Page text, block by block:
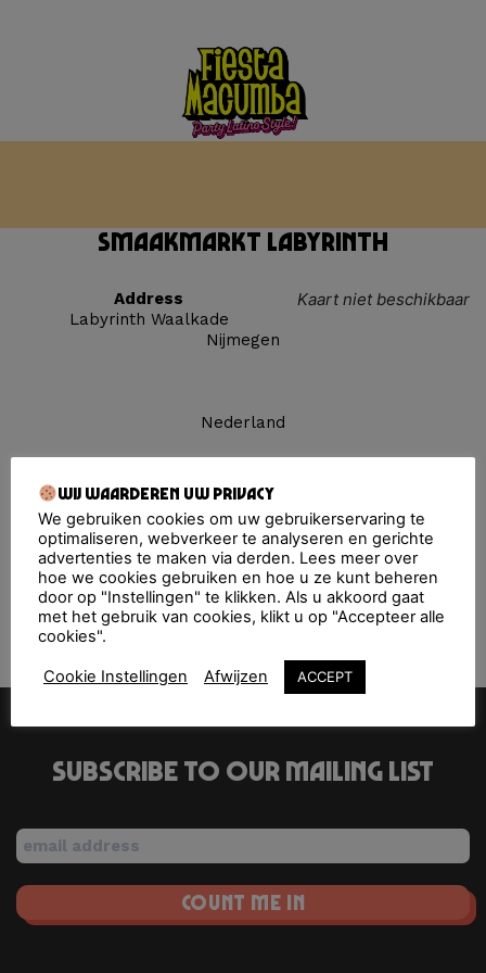
Smaakmarkt Labyrinth
Kaart niet beschikbaar
Address
Labyrinth Waalkade
Nijmegen
Nederland
Upcoming Events
<li>No events in this location</li>
BCKYRD Festival Kralingse Bos Festival
Subscribe to our mailing list
Wij waarderen uw privacy
We gebruiken cookies om uw gebruikerservaring te
optimaliseren, webverkeer te analyseren en gerichte
advertenties te maken via derden. Lees meer over
hoe we cookies gebruiken en hoe u ze kunt beheren
door op "Instellingen" te klikken. Als u akkoord gaat
met het gebruik van cookies, klikt u op "Accepteer alle
cookies".
Cookie Instellingen Afwijzen ACCEPT